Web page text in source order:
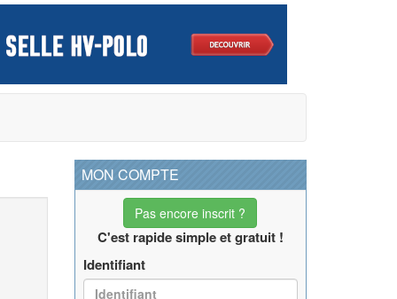
MON COMPTE
Pas encore inscrit ?
C'est rapide simple et gratuit !
Identifiant